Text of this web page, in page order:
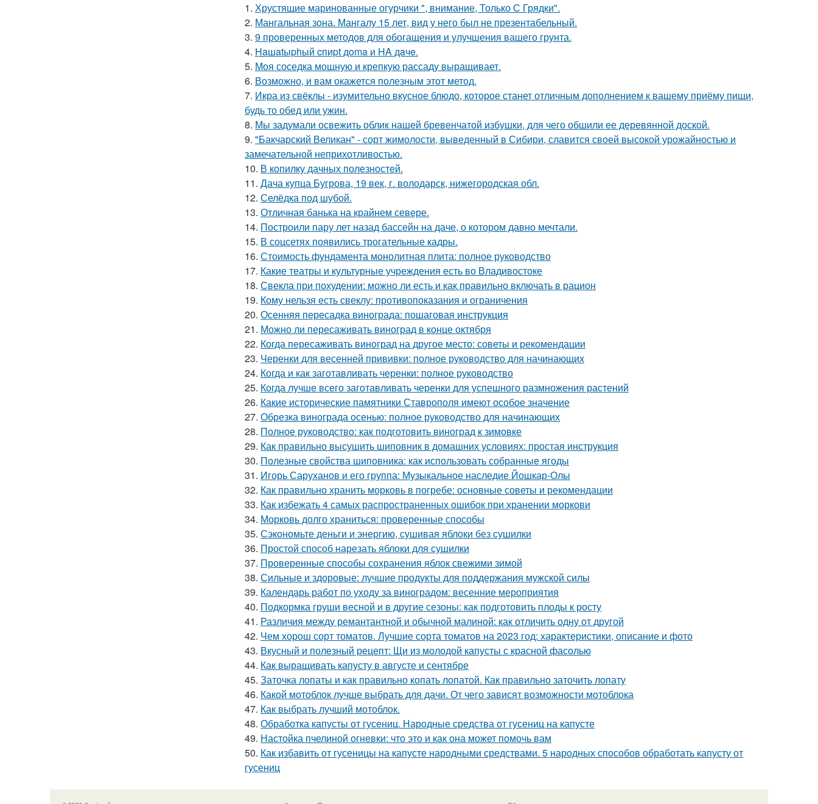
1. Хрустящие маринованные огурчики ", внимание, Только С Грядки".
2. Мангальная зона. Мангалу 15 лет, вид у него был не презентабельный.
3. 9 проверенных методов для обогащения и улучшения вашего грунта.
4. Haшatыphый cпиpt дoma и HA дaчe.
5. Моя соседка мощную и крепкую рассаду выращивает.
6. Возможно, и вам окажется полезным этот метод.
7. Икра из свёклы - изумительно вкусное блюдо, которое станет отличным дополнением к вашему приёму пищи,
будь то обед или ужин.
8. Мы задумали освежить облик нашей бревенчатой избушки, для чего обшили ее деревянной доской.
9. "Бакчарский Великан" - сорт жимолости, выведенный в Сибири, славится своей высокой урожайностью и
замечательной неприхотливостью.
10. В копилку дачных полезностей.
11. Дача купца Бугрова, 19 век, г. володарск, нижегородская обл.
12. Селёдка под шубой.
13. Отличная банька на крайнем севере.
14. Построили пару лет назад бассейн на даче, о котором давно мечтали.
15. В соцсетях появились трогательные кадры.
16. Стоимость фундамента монолитная плита: полное руководство
17. Какие театры и культурные учреждения есть во Владивостоке
18. Свекла при похудении: можно ли есть и как правильно включать в рацион
19. Кому нельзя есть свеклу: противопоказания и ограничения
20. Осенняя пересадка винограда: пошаговая инструкция
21. Можно ли пересаживать виноград в конце октября
22. Когда пересаживать виноград на другое место: советы и рекомендации
23. Черенки для весенней прививки: полное руководство для начинающих
24. Когда и как заготавливать черенки: полное руководство
25. Когда лучше всего заготавливать черенки для успешного размножения растений
26. Какие исторические памятники Ставрополя имеют особое значение
27. Обрезка винограда осенью: полное руководство для начинающих
28. Полное руководство: как подготовить виноград к зимовке
29. Как правильно высушить шиповник в домашних условиях: простая инструкция
30. Полезные свойства шиповника: как использовать собранные ягоды
31. Игорь Саруханов и его группа: Музыкальное наследие Йошкар-Олы
32. Как правильно хранить морковь в погребе: основные советы и рекомендации
33. Как избежать 4 самых распространенных ошибок при хранении моркови
34. Морковь долго храниться: проверенные способы
35. Сэкономьте деньги и энергию, сушивая яблоки без сушилки
36. Простой способ нарезать яблоки для сушилки
37. Проверенные способы сохранения яблок свежими зимой
38. Сильные и здоровые: лучшие продукты для поддержания мужской силы
39. Календарь работ по уходу за виноградом: весенние мероприятия
40. Подкормка груши весной и в другие сезоны: как подготовить плоды к росту
41. Различия между ремантантной и обычной малиной: как отличить одну от другой
42. Чем хорош сорт томатов. Лучшие сорта томатов на 2023 год: характеристики, описание и фото
43. Вкусный и полезный рецепт: Щи из молодой капусты с красной фасолью
44. Как выращивать капусту в августе и сентябре
45. Заточка лопаты и как правильно копать лопатой. Как правильно заточить лопату
46. Какой мотоблок лучше выбрать для дачи. От чего зависят возможности мотоблока
47. Как выбрать лучший мотоблок.
48. Обработка капусты от гусениц. Народные средства от гусениц на капусте
49. Настойка пчелиной огневки: что это и как она может помочь вам
50. Как избавить от гусеницы на капусте народными средствами. 5 народных способов обработать капусту от
гусениц